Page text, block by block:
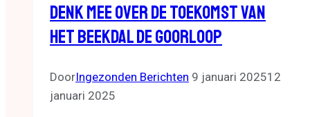
broodbakdag
op
april
Denk Mee Over De Toekomst Van
Het Beekdal De Goorloop
DoorIngezonden Berichten 9 januari 202512
januari 2025